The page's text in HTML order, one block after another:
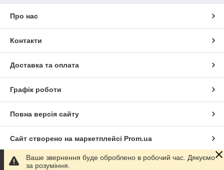
Про нас
Контакти
Доставка та оплата
Графік роботи
Повна версія сайту
Сайт створено на маркетплейсі Prom.ua
Політика конфіденційності
Ваше звернення буде оброблено в робочий час. Дякуємо
за розуміння.